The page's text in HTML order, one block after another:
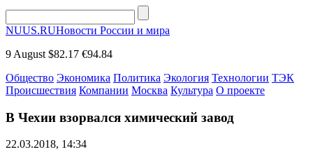
NUUS.RUНовости России и мира
9 August $82.17 €94.84
Общество Экономика Политика Экология Технологии ТЭК
Происшествия Компании Москва Культура О проекте
В Чехии взорвался химический завод
22.03.2018, 14:34